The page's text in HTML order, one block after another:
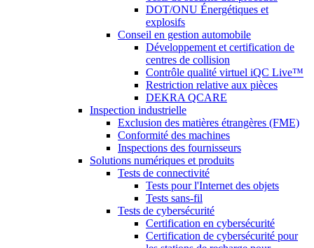
DOT/ONU Énergétiques et
explosifs
Conseil en gestion automobile
Développement et certification de
centres de collision
Contrôle qualité virtuel iQC Live™
Restriction relative aux pièces
DEKRA QCARE
Inspection industrielle
Exclusion des matières étrangères (FME)
Conformité des machines
Inspections des fournisseurs
Solutions numériques et produits
Tests de connectivité
Tests pour l'Internet des objets
Tests sans-fil
Tests de cybersécurité
Certification en cybersécurité
Certification de cybersécurité pour